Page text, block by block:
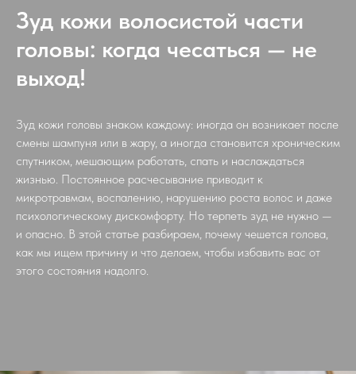
Зуд кожи волосистой части
головы: когда чесаться — не
выход!
Зуд кожи головы знаком каждому: иногда он возникает после
смены шампуня или в жару, а иногда становится хроническим
спутником, мешающим работать, спать и наслаждаться
жизнью. Постоянное расчесывание приводит к
микротравмам, воспалению, нарушению роста волос и даже
психологическому дискомфорту. Но терпеть зуд не нужно —
и опасно. В этой статье разбираем, почему чешется голова,
как мы ищем причину и что делаем, чтобы избавить вас от
этого состояния надолго.